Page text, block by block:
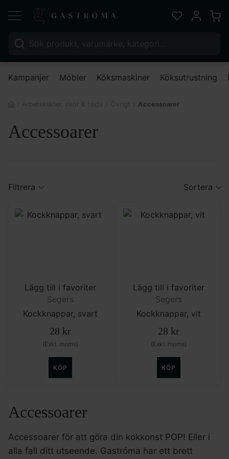
Sök efter:
Favoriter
Mitt
Kampanjer Möbler Köksmaskiner Köksutrustning
Accessoarer
Accessoarer
Filtrera Sortera
Lägg till i favoriter
Segers
Kockknappar, svart
28 kr
(Exkl. moms)
KÖP
Lägg till i favoriter
Segers
Kockknappar, vit
28 kr
(Exkl. moms)
KÖP
Accessoarer
Accessoarer för att göra din kokkonst POP! Eller i
alla fall ditt utseende. Gastróma har ett brett